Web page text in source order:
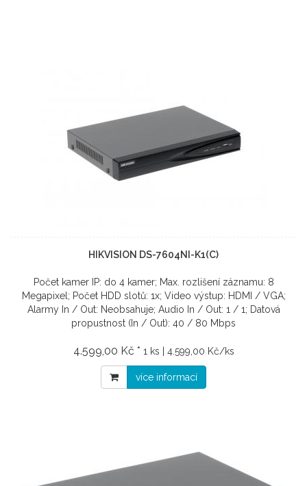
HIKVISION DS-7604NI-K1(C)
Počet kamer IP: do 4 kamer; Max. rozlišení záznamu: 8
Megapixel; Počet HDD slotů: 1x; Video výstup: HDMI / VGA;
Alarmy In / Out: Neobsahuje; Audio In / Out: 1 / 1; Datová
propustnost (In / Out): 40 / 80 Mbps
4.599,00 Kč * 1 ks | 4.599,00 Kč/ks
více informací